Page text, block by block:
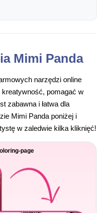
Mimi Panda
narzędzi online
pomagać w
zabawna i łatwa dla
Mimi Panda poniżej i
w zaledwie kilka kliknięć!
page